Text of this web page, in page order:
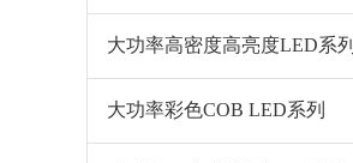
大功率高密度高亮度LED系列
大功率彩色COB LED系列